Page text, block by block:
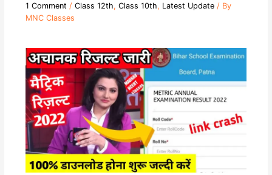
1 Comment / Class 12th, Class 10th, Latest Update/ By
MNC Classes